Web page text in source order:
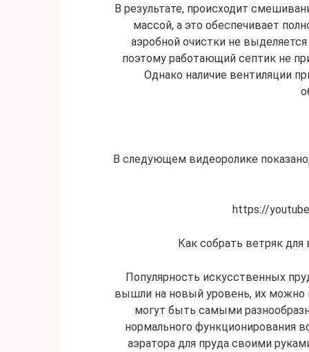
В результате, происходит
массой, а это обеспечивает
аэробной очистки не
поэтому работающий септик не
Однако наличие вентиляции
В следующем видеоролике
https://
Как собрать ветряк
Популярность искусственных
вышли на новый уровень, их можно
могут быть самыми
нормального функционирования
аэратора для пруда своими